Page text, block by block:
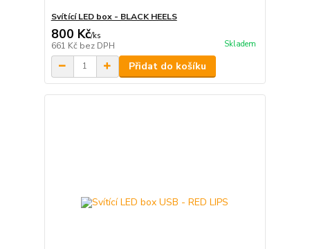
Svítící LED box - BLACK HEELS
800 Kč/ks
661 Kč bez DPH Skladem
Přidat do košíku